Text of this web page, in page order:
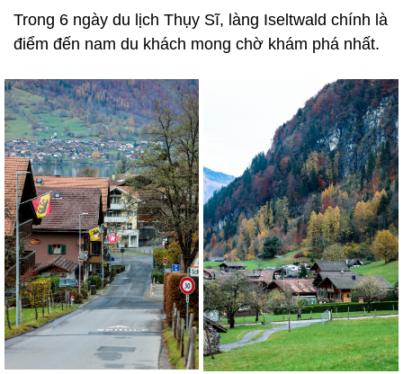
Trong 6 ngày du lịch Thụy Sĩ, làng Iseltwald chính là
điểm đến nam du khách mong chờ khám phá nhất.